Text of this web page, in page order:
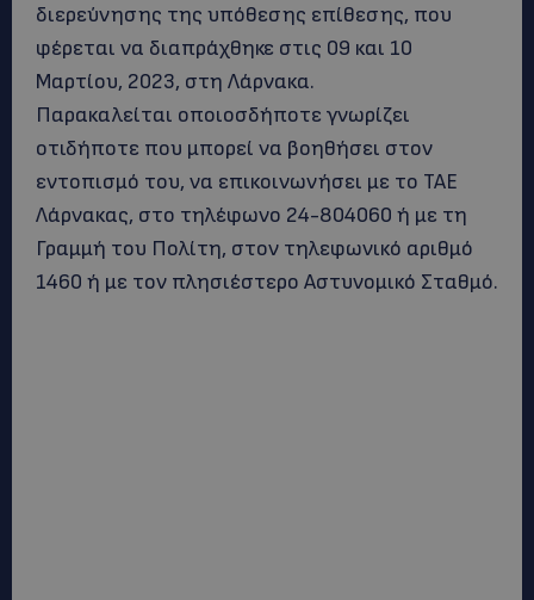
διερεύνησης της υπόθεσης επίθεσης, που
φέρεται να διαπράχθηκε στις 09 και 10
Μαρτίου, 2023, στη Λάρνακα.
Παρακαλείται οποιοσδήποτε γνωρίζει
οτιδήποτε που μπορεί να βοηθήσει στον
εντοπισμό του, να επικοινωνήσει με το ΤΑΕ
Λάρνακας, στο τηλέφωνο 24-804060 ή με τη
Γραμμή του Πολίτη, στον τηλεφωνικό αριθμό
1460 ή με τον πλησιέστερο Αστυνομικό Σταθμό.